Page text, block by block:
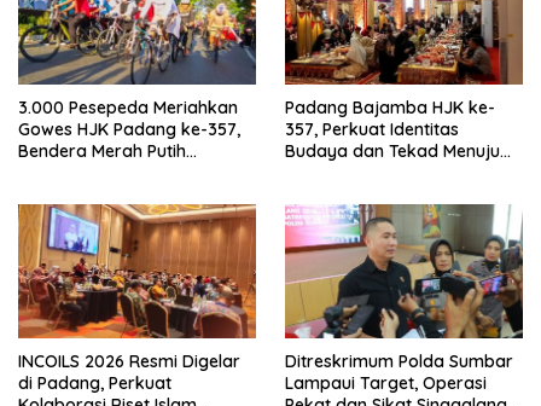
3.000 Pesepeda Meriahkan
Gowes HJK Padang ke-357,
Bendera Merah Putih
Padang Bajamba HJK ke-
357, Perkuat Identitas
Budaya dan Tekad Menuju
INCOILS 2026 Resmi Digelar
di Padang, Perkuat
Ditreskrimum Polda Sumbar
Lampaui Target, Operasi